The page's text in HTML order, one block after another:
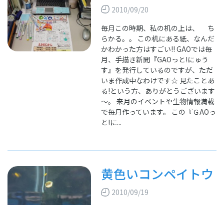
2010/09/20
毎月この時期、私の机の上は、 ち
らかる。。 この机にある紙、なんだ
かわかった方はすごい!! GAOでは毎
月、手描き新聞『GAOっと!にゅう
す』を発行しているのですが、ただ
いま作成中なわけです☆ 見たことあ
る!という方、ありがとうございます
～。 来月のイベントや生物情報満載
で毎月作っています。 この『ＧAOっ
と!に...
黄色いコンペイトウ
2010/09/19